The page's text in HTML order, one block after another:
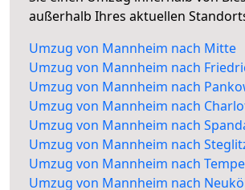
außerhalb Ihres aktuellen
Umzug von Mannheim nach Mitte
Umzug von Mannheim nach
Umzug von Mannheim nach
Umzug von Mannheim nach
Umzug von Mannheim nach
Umzug von Mannheim nach
Umzug von Mannheim nach
Umzug von Mannheim nach